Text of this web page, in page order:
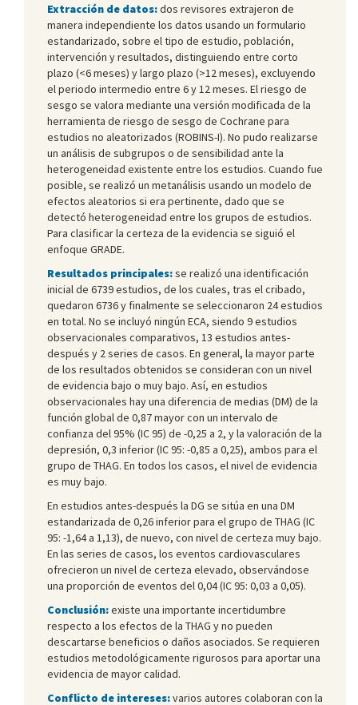
Extracción de datos:dos revisores extrajeron de
manera independiente los datos usando un formulario
estandarizado, sobre el tipo de estudio, población,
intervención y resultados, distinguiendo entre corto
plazo (<6 meses) y largo plazo (>12 meses), excluyendo
el periodo intermedio entre 6 y 12 meses. El riesgo de
sesgo se valora mediante una versión modificada de la
herramienta de riesgo de sesgo de Cochrane para
estudios no aleatorizados (ROBINS-I). No pudo realizarse
un análisis de subgrupos o de sensibilidad ante la
heterogeneidad existente entre los estudios. Cuando fue
posible, se realizó un metanálisis usando un modelo de
efectos aleatorios si era pertinente, dado que se
detectó heterogeneidad entre los grupos de estudios.
Para clasificar la certeza de la evidencia se siguió el
enfoque GRADE.
Resultados principales:se realizó una identificación
inicial de 6739 estudios, de los cuales, tras el cribado,
quedaron 6736 y finalmente se seleccionaron 24 estudios
en total. No se incluyó ningún ECA, siendo 9 estudios
observacionales comparativos, 13 estudios antes-
después y 2 series de casos. En general, la mayor parte
de los resultados obtenidos se consideran con un nivel
de evidencia bajo o muy bajo. Así, en estudios
observacionales hay una diferencia de medias (DM) de la
función global de 0,87 mayor con un intervalo de
confianza del 95% (IC 95) de -0,25 a 2, y la valoración de la
depresión, 0,3 inferior (IC 95: -0,85 a 0,25), ambos para el
grupo de THAG. En todos los casos, el nivel de evidencia
es muy bajo.
En estudios antes-después la DG se sitúa en una DM
estandarizada de 0,26 inferior para el grupo de THAG (IC
95: -1,64 a 1,13), de nuevo, con nivel de certeza muy bajo.
En las series de casos, los eventos cardiovasculares
ofrecieron un nivel de certeza elevado, observándose
una proporción de eventos del 0,04 (IC 95: 0,03 a 0,05).
Conclusión:existe una importante incertidumbre
respecto a los efectos de la THAG y no pueden
descartarse beneficios o daños asociados. Se requieren
estudios metodológicamente rigurosos para aportar una
evidencia de mayor calidad.
Conflicto de intereses:varios autores colaboran con la